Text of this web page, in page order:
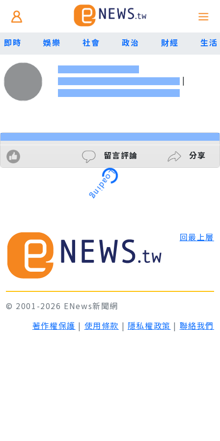
即時 娛樂 社會 政治 財經 生活
|
留言評論 分享
Loading
回最上層
© 2001-2026 ENews新聞網
著作權保護 | 使用條款 | 隱私權政策 | 聯絡我們